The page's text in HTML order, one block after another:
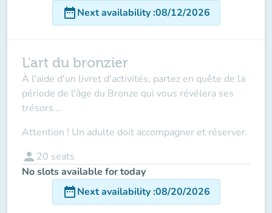
date_rangeNext availability:08/12/2026
L'art du bronzier
À l'aide d'un livret d'activités, partez en quête de la
période de l'âge du Bronze qui vous révélera ses
trésors...
Attention ! Un adulte doit accompagner et réserver.
person 20 seats
No slots available for today
date_rangeNext availability:08/20/2026